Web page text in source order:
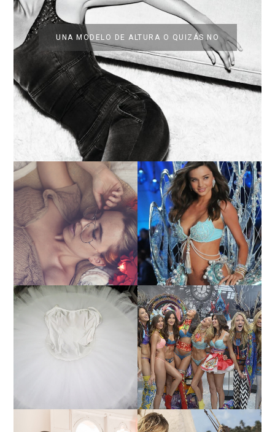
UNA MODELO DE ALTURA O QUIZÁS NO
LA BAILARINA BLANCA
DE LA CRUZ O COMO
REINVENTARSE ANTE
LA ADVERSIDAD.
LA ALTURA DE LAS
MODELOS MAS ALTAS
TUTORIAL PARA HACER
UN TUTÚ DE BALLET DE
PLATO CON ARO.
¿QUIERES SABER LA
EDAD Y ALTURA DE LAS
MODELOS VICTORIA'S
SECRET 2017?